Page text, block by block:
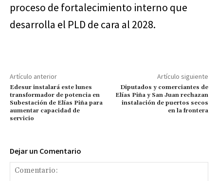
proceso de fortalecimiento interno que
desarrolla el PLD de cara al 2028.
Artículo anterior
Edesur instalará este lunes
transformador de potencia en
Subestación de Elías Piña para
aumentar capacidad de
servicio
Artículo siguiente
Diputados y comerciantes de
Elías Piña y San Juan rechazan
instalación de puertos secos
en la frontera
Dejar un Comentario